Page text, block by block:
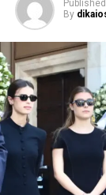
Published
By